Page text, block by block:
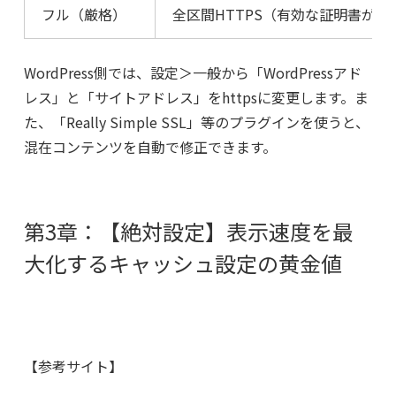
フル（厳格） 全区間HTTPS（有効な証明書が必
WordPress側では、設定＞一般から「WordPressアド
レス」と「サイトアドレス」をhttpsに変更します。ま
た、「Really Simple SSL」等のプラグインを使うと、
混在コンテンツを自動で修正できます。
第3章：【絶対設定】表示速度を最
大化するキャッシュ設定の黄金値
【参考サイト】